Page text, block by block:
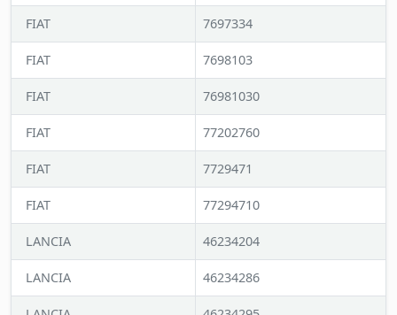
FIAT 7697334
FIAT 7698103
FIAT 76981030
FIAT 77202760
FIAT 7729471
FIAT 77294710
LANCIA 46234204
LANCIA 46234286